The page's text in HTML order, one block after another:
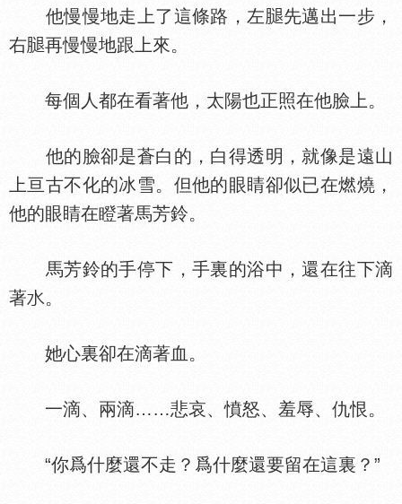
他慢慢地走上了這條路，左
先邁出一步，
右
再慢慢地跟上來。
每個人都在看著他，太陽也正照在他臉上。
他的臉卻是蒼白的，白得透明，就像是遠山
上亘古不化的冰雪。但他的眼睛卻似已在燃燒，
他的眼睛在瞪著馬芳鈴。
馬芳鈴的手停下，手裏的浴中，還在往下滴
著
。
她心裏卻在滴著血。
一滴、兩滴……悲哀、憤怒、羞辱、仇恨。
“你爲什麼還不走？爲什麼還要留在這裏？”